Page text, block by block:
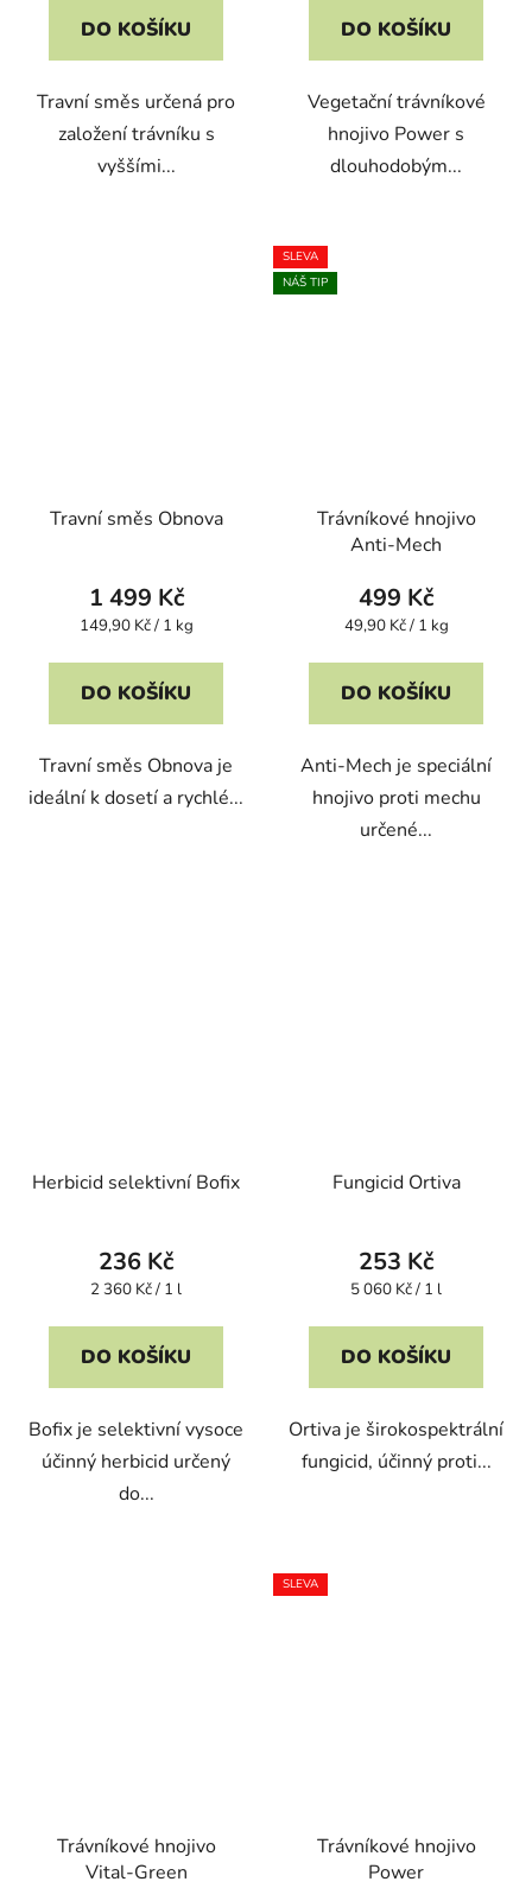
DO KOŠÍKU
Travní směs určená pro
založení trávníku s
vyššími...
DO KOŠÍKU
Vegetační trávníkové
hnojivo Power s
dlouhodobým...
Travní směs Obnova
1 499 Kč
Měrná
149,90 Kč / 1 kg
DO KOŠÍKU
Travní směs Obnova je
ideální k dosetí a rychlé...
SLEVA
NÁŠ TIP
Trávníkové hnojivo
Anti-Mech
499 Kč
Měrná
49,90 Kč / 1 kg
DO KOŠÍKU
Anti-Mech je speciální
hnojivo proti mechu
určené...
Herbicid selektivní Bofix
236 Kč
Měrná
2 360 Kč / 1 l
DO KOŠÍKU
Bofix je selektivní vysoce
účinný herbicid určený
do...
Fungicid Ortiva
253 Kč
Měrná
5 060 Kč / 1 l
DO KOŠÍKU
Ortiva je širokospektrální
fungicid, účinný proti...
Trávníkové hnojivo
Vital-Green
SLEVA
Trávníkové hnojivo
Power